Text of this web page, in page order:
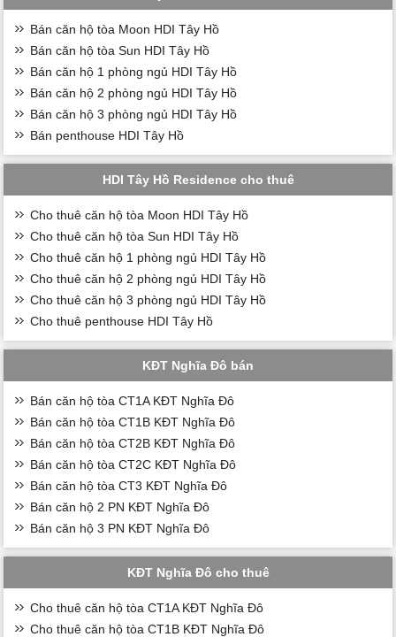
Bán căn hộ tòa Moon HDI Tây Hồ
Bán căn hộ tòa Sun HDI Tây Hồ
Bán căn hộ 1 phòng ngủ HDI Tây Hồ
Bán căn hộ 2 phòng ngủ HDI Tây Hồ
Bán căn hộ 3 phòng ngủ HDI Tây Hồ
Bán penthouse HDI Tây Hồ
HDI Tây Hồ Residence cho thuê
Cho thuê căn hộ tòa Moon HDI Tây Hồ
Cho thuê căn hộ tòa Sun HDI Tây Hồ
Cho thuê căn hộ 1 phòng ngủ HDI Tây Hồ
Cho thuê căn hộ 2 phòng ngủ HDI Tây Hồ
Cho thuê căn hộ 3 phòng ngủ HDI Tây Hồ
Cho thuê penthouse HDI Tây Hồ
KĐT Nghĩa Đô bán
Bán căn hộ tòa CT1A KĐT Nghĩa Đô
Bán căn hộ tòa CT1B KĐT Nghĩa Đô
Bán căn hộ tòa CT2B KĐT Nghĩa Đô
Bán căn hộ tòa CT2C KĐT Nghĩa Đô
Bán căn hộ tòa CT3 KĐT Nghĩa Đô
Bán căn hộ 2 PN KĐT Nghĩa Đô
Bán căn hộ 3 PN KĐT Nghĩa Đô
KĐT Nghĩa Đô cho thuê
Cho thuê căn hộ tòa CT1A KĐT Nghĩa Đô
Cho thuê căn hộ tòa CT1B KĐT Nghĩa Đô